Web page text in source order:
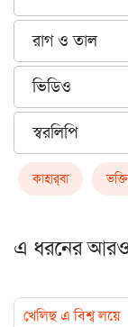
রাগ ও তাল
ভিডিও
স্বরলিপি
কাহার্‌বা
এ ধরনের
খেলিছ এ বিশ্ব লয়ে